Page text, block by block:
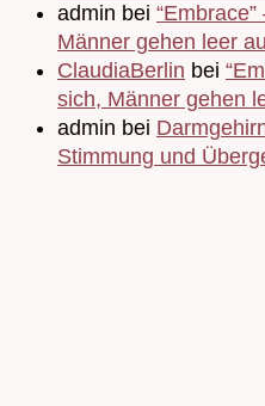
admin bei
Männer gehen leer
ClaudiaBerlin bei
sich, Männer gehen
admin bei
Stimmung und